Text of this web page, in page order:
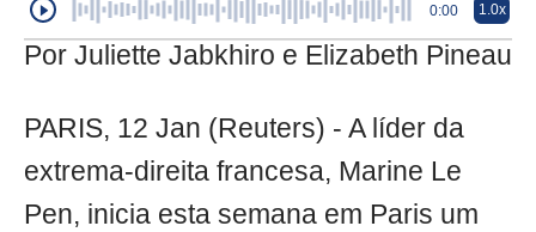
0:00 1.0x
Por Juliette Jabkhiro e Elizabeth Pineau
PARIS, 12 Jan (Reuters) - A líder da
extrema-direita francesa, Marine Le
Pen, inicia esta semana em Paris um